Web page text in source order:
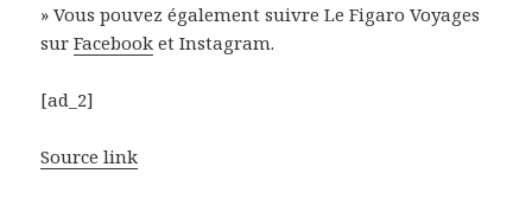
» Vous pouvez également suivre Le Figaro Voyages
surFacebook et Instagram.
[ad_2]
Source link